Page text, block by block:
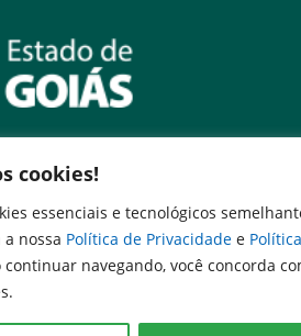
cookies!
essenciais e tecnológicos
nossa Política de Privacidade e Política
continuar navegando, você concorda